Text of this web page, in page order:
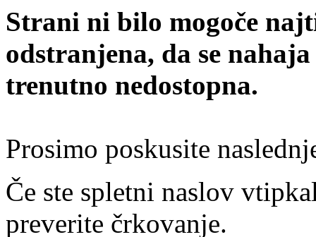
Strani ni bilo mogoče
odstranjena, da se
trenutno nedostopna.
Prosimo poskusite
Če ste spletni naslov
preverite črkovanje.